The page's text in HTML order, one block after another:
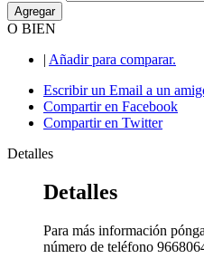
Agregar
O BIEN
| Añadir para comparar.
Escribir un Email a un
Compartir en Facebook
Compartir en Twitter
Detalles
Detalles
Para más información
número de teléfono